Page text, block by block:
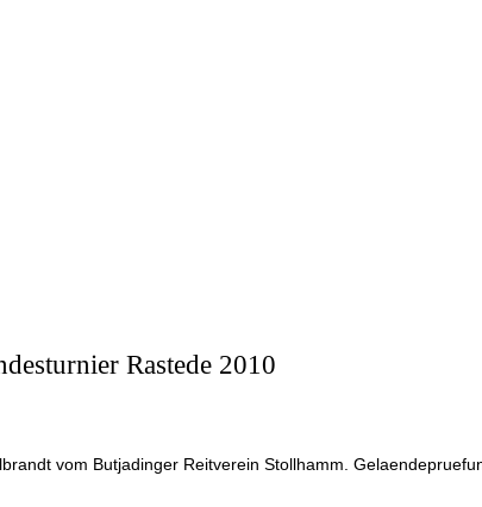
Rastede 2010
vom Butjadinger Reitverein Stollhamm.